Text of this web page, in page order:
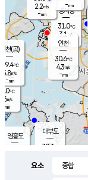
의도
℃
m/s
mm
영흥도
대부도
30.3
경서동
31.0℃
3.1 m/s
-mm
2.2m/s
-mm
-mm
인천(공)
29.4℃
5.8m/s
-mm
인천
30.6℃
4.3m/s
-mm
요소